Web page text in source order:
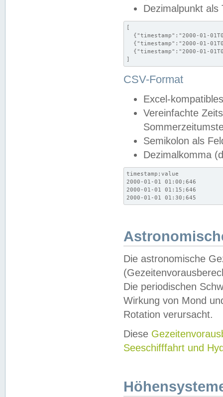
Dezimalpunkt als
[
{"timestamp":"2000-01-
{"timestamp":"2000-01-
{"timestamp":"2000-01-
]
CSV-Format
Excel-
Vereinfachte
Semikolon als
Dezimalkomma
timestamp;value
2000-01-01 01:00;646
2000-01-01 01:15;646
2000-01-01 01:30;645
Die astronomische
Die periodischen
Wirkung von Mond
Rotation verursacht.
Diese
Seeschifffahrt und